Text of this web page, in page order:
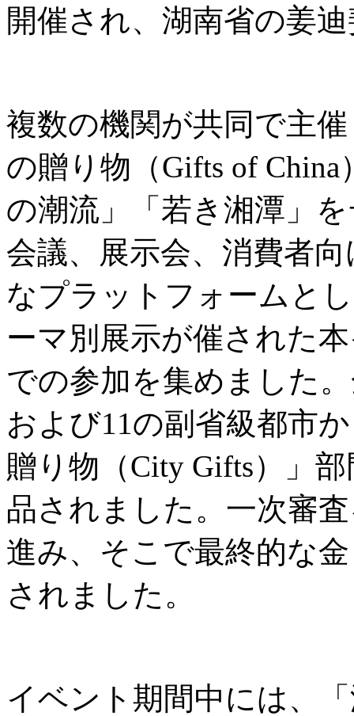
開催され、湖南省の姜
複数の機関が共同で主
の贈り物（Gifts of
の潮流」「若き湘潭」
会議、展示会、消費者
なプラットフォームと
ーマ別展示が催された
での参加を集めました
および11の副省級都市
贈り物（City Gifts）」
品されました。一次審
進み、そこで最終的な
されました。
イベント期間中には、